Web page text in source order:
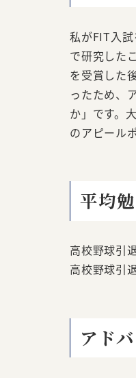
私がFIT入
で研究した
を受賞した
ったため、
か」です。
のアピール
平均
高校野球引
高校野球引
アド